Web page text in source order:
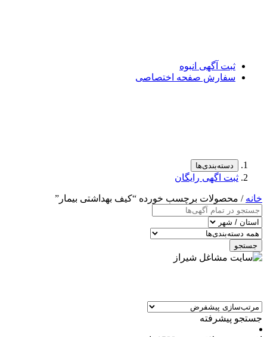
ثبت آگهی انبوه
سفارش صفحه اختصاصی
دسته‌بندی‌ها
ثبت اگهی رایگان
خانه / محصولات برچسب خورده “کیف بهداشتی بیمار”
جستجو
جستجو پیشرفته